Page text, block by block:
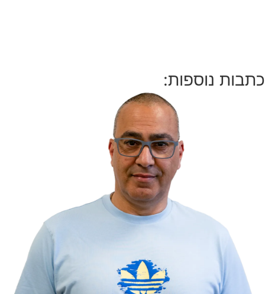
כתבות נוספות: